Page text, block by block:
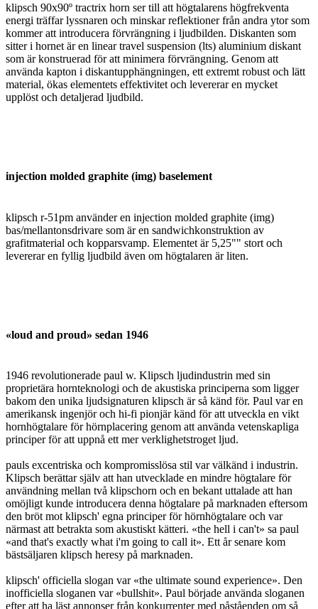
klipsch 90x90º tractrix horn ser till att högtalarens högfrekventa
energi träffar lyssnaren och minskar reflektioner från andra ytor som
kommer att introducera förvrängning i ljudbilden. Diskanten som
sitter i hornet är en linear travel suspension (lts) aluminium diskant
som är konstruerad för att minimera förvrängning. Genom att
använda kapton i diskantupphängningen, ett extremt robust och lätt
material, ökas elementets effektivitet och levererar en mycket
upplöst och detaljerad ljudbild.
injection molded graphite (img) baselement
klipsch r-51pm använder en injection molded graphite (img)
bas/mellantonsdrivare som är en sandwichkonstruktion av
grafitmaterial och kopparsvamp. Elementet är 5,25"" stort och
levererar en fyllig ljudbild även om högtalaren är liten.
«loud and proud» sedan 1946
1946 revolutionerade paul w. Klipsch ljudindustrin med sin
proprietära hornteknologi och de akustiska principerna som ligger
bakom den unika ljudsignaturen klipsch är så känd för. Paul var en
amerikansk ingenjör och hi-fi pionjär känd för att utveckla en vikt
hornhögtalare för hörnplacering genom att använda vetenskapliga
principer för att uppnå ett mer verklighetstroget ljud.
pauls excentriska och kompromisslösa stil var välkänd i industrin.
Klipsch berättar själv att han utvecklade en mindre högtalare för
användning mellan två klipschorn och en bekant uttalade att han
omöjligt kunde introducera denna högtalare på marknaden eftersom
den bröt mot klipsch' egna principer för hörnhögtalare och var
närmast att betrakta som akustiskt kätteri. «the hell i can't» sa paul
«and that's exactly what i'm going to call it». Ett år senare kom
bästsäljaren klipsch heresy på marknaden.
klipsch' officiella slogan var «the ultimate sound experience». Den
inofficiella sloganen var «bullshit». Paul började använda sloganen
efter att ha läst annonser från konkurrenter med påståenden om så